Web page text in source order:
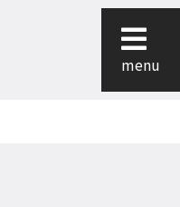
menu